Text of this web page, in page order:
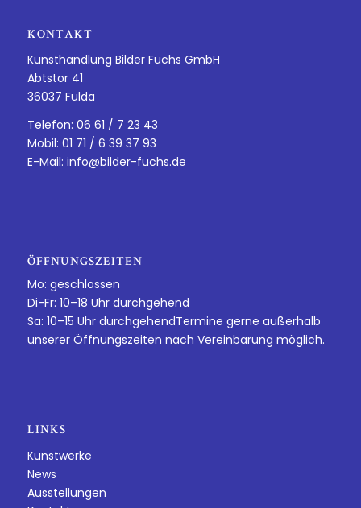
KONTAKT
Kunsthandlung Bilder Fuchs GmbH
Abtstor 41
36037 Fulda
Telefon: 06 61 / 7 23 43
Mobil: 01 71 / 6 39 37 93
E-Mail: info@bilder-fuchs.de
ÖFFNUNGSZEITEN
Mo: geschlossen
Di-Fr: 10–18 Uhr durchgehend
Sa: 10–15 Uhr durchgehendTermine gerne außerhalb
unserer Öffnungszeiten nach Vereinbarung möglich.
LINKS
Kunstwerke
News
Ausstellungen